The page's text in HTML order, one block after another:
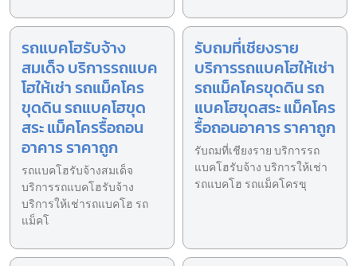
รถแบคโฮรับจ้าง
สมเด็จ บริการรถแบค
โฮให้เช่า รถแม็คโคร
ขุดดิน รถแบคโฮขุด
สระ แม็คโครรื้อถอน
อาคาร ราคาถูก
รถแบคโฮรับจ้างสมเด็จ
บริการรถแบคโฮรับจ้าง
บริการให้เช่ารถแบคโฮ รถ
แม็คโ
รับถมที่เชียงราย
บริการรถแบคโฮให้เช่า
รถแม็คโครขุดดิน รถ
แบคโฮขุดสระ แม็คโคร
รื้อถอนอาคาร ราคาถูก
รับถมที่เชียงราย บริการรถ
แบคโฮรับจ้าง บริการให้เช่า
รถแบคโฮ รถแม็คโครขุ